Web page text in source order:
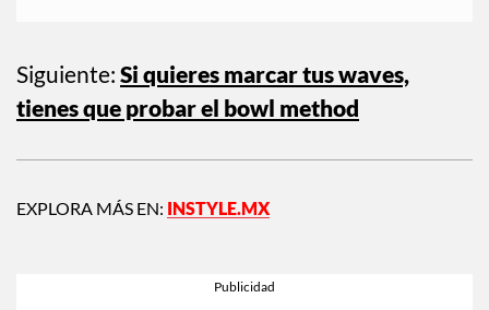
Siguiente: Si quieres marcar tus waves,
tienes que probar el bowl method
EXPLORA MÁS EN: INSTYLE.MX